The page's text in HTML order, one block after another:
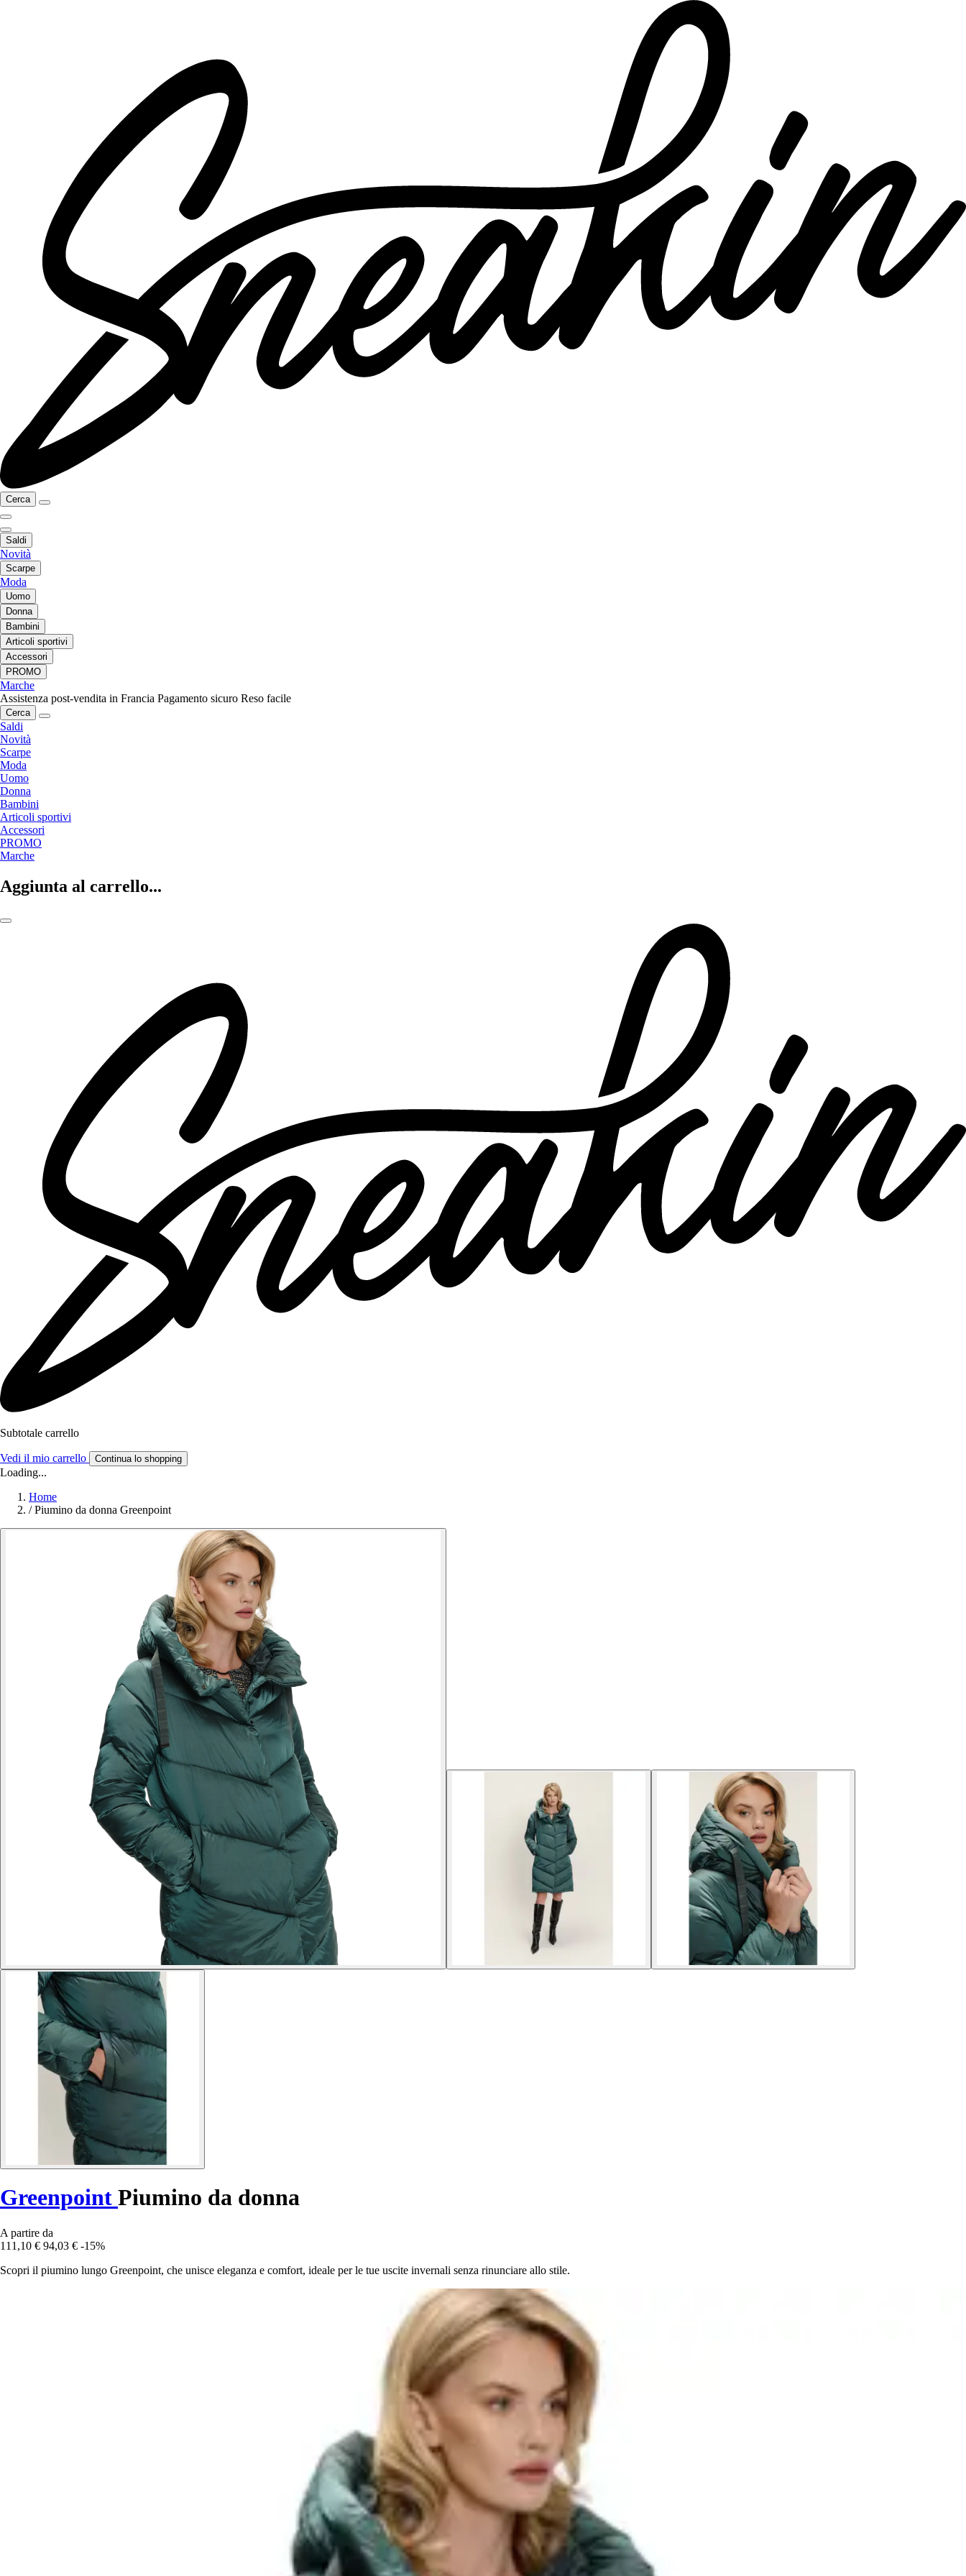
Cerca
Saldi
Novità
Scarpe
Moda
Uomo
Donna
Bambini
Articoli sportivi
Accessori
PROMO
Marche
Assistenza post-vendita in Francia Pagamento sicuro Reso facile
Cerca
Saldi
Novità
Scarpe
Moda
Uomo
Donna
Bambini
Articoli sportivi
Accessori
PROMO
Marche
Aggiunta al carrello...
Subtotale carrello
Vedi il mio carrello Continua lo shopping
Loading...
Home
/ Piumino da donna Greenpoint
Greenpoint Piumino da donna
A partire da
111,10 € 94,03 € -15%
Scopri il piumino lungo Greenpoint, che unisce eleganza e comfort, ideale per le tue uscite invernali senza rinunciare allo stile.